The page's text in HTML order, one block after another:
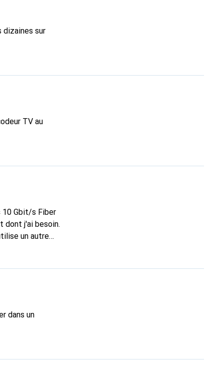
dizaines sur
TV au
10 Gbit/s Fiber
dont j'ai besoin.
un autre
dans un